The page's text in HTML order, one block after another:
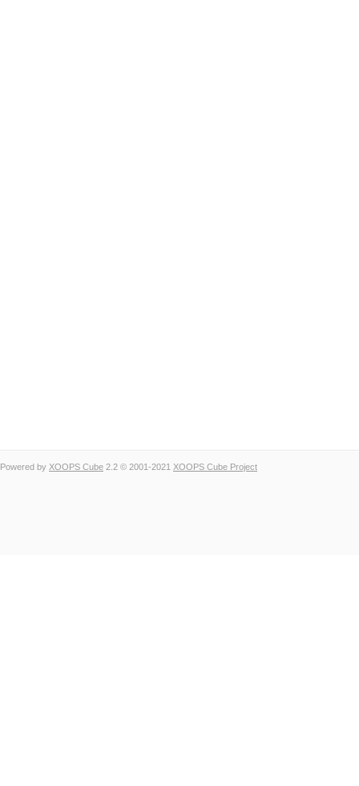
Powered by XOOPS Cube 2.2 © 2001-2021 XOOPS Cube Project